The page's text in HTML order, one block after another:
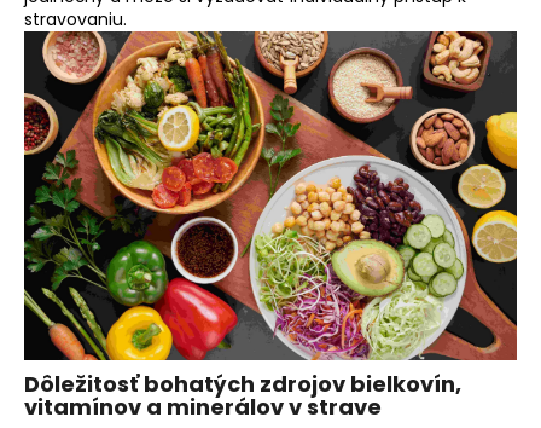
stravovaniu.
Dôležitosť bohatých zdrojov bielkovín,
vitamínov a minerálov v strave